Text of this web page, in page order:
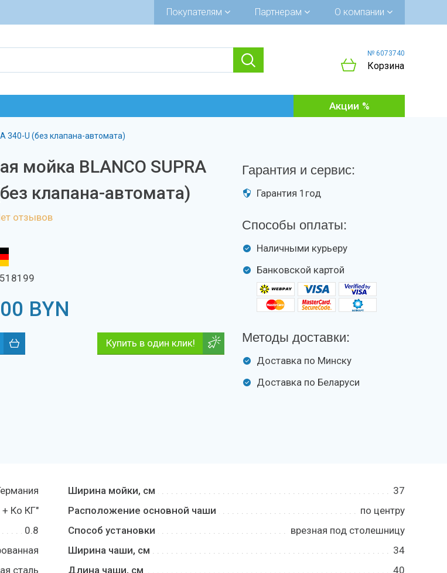
Покупателям Партнерам О компании
№ 6073740
Корзина
Акции
340-U (без клапана-автомата)
мойка BLANCO SUPRA
клапана-автомата)
отзывов
518199
BYN
Купить в один клик!
Гарантия и сервис:
Гарантия 1год
Способы оплаты:
Наличными курьеру
Банковской картой
Методы доставки:
Доставка по Минску
Доставка по Беларуси
Ко КГ"
0.8
сталь
Ширина мойки, см
37
Расположение основной чаши
по центру
Способ установки
врезная под столешницу
Ширина чаши, см
34
Длина чаши, см
40